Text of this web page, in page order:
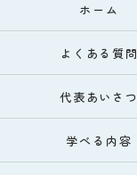
ホーム
よくある質問
代表あいさつ
学べる内容